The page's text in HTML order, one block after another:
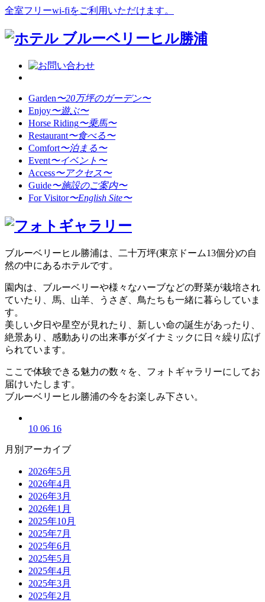
全室フリーwi-fiをご利用いただけます。
Garden〜20万坪のガーデン〜
Enjoy〜遊ぶ〜
Horse Riding〜乗馬〜
Restaurant〜食べる〜
Comfort〜泊まる〜
Event〜イベント〜
Access〜アクセス〜
Guide〜施設のご案内〜
For Visitor〜English Site〜
ブルーベリーヒル勝浦は、二十万坪(東京ドーム13個分)の自
然の中にあるホテルです。
園内は、ブルーベリーや様々なハーブなどの野菜が栽培され
ていたり、馬、山羊、うさぎ、鳥たちも一緒に暮らしていま
す。
美しい夕日や星空が見れたり、新しい命の誕生があったり、
絶景あり、感動ありの出来事がダイナミックに日々繰り広げ
られています。
ここで体験できる魅力の数々を、フォトギャラリーにしてお
届けいたします。
ブルーベリーヒル勝浦の今をお楽しみ下さい。
10 06 16
月別アーカイブ
2026年5月
2026年4月
2026年3月
2026年1月
2025年10月
2025年7月
2025年6月
2025年5月
2025年4月
2025年3月
2025年2月